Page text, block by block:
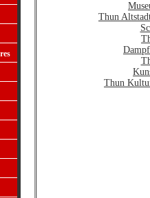
Thun
Thun